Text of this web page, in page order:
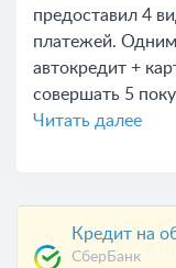
предоставил 4
платежей.
автокредит +
совершать 5
Читать далее
Кредит на
СберБанк